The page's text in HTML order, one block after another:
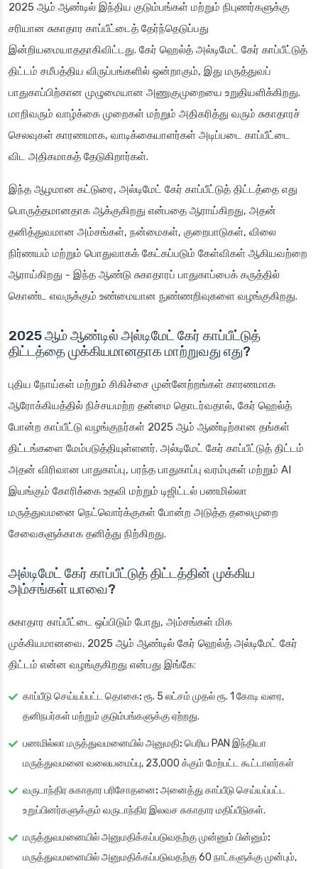
2025 ஆம் ஆண்டில் இந்திய குடும்பங்கள் மற்றும் நிபுணர்களுக்கு
சரியான சுகாதார காப்பீட்டைத் தேர்ந்தெடுப்பது
இன்றியமையாததாகிவிட்டது. கேர் ஹெல்த் அல்டிமேட் கேர் காப்பீட்டுத்
திட்டம் சமீபத்திய விருப்பங்களில் ஒன்றாகும், இது மருத்துவப்
பாதுகாப்பிற்கான முழுமையான அணுகுமுறையை உறுதியளிக்கிறது.
மாறிவரும் வாழ்க்கை முறைகள் மற்றும் அதிகரித்து வரும் சுகாதாரச்
செலவுகள் காரணமாக, வாடிக்கையாளர்கள் அடிப்படை காப்பீட்டை
விட அதிகமாகத் தேடுகிறார்கள்.
இந்த ஆழமான கட்டுரை, அல்டிமேட் கேர் காப்பீட்டுத் திட்டத்தை எது
பொருத்தமானதாக ஆக்குகிறது என்பதை ஆராய்கிறது, அதன்
தனித்துவமான அம்சங்கள், நன்மைகள், குறைபாடுகள், விலை
நிர்ணயம் மற்றும் பொதுவாகக் கேட்கப்படும் கேள்விகள் ஆகியவற்றை
ஆராய்கிறது - இந்த ஆண்டு சுகாதாரப் பாதுகாப்பைக் கருத்தில்
கொண்ட எவருக்கும் உண்மையான நுண்ணறிவுகளை வழங்குகிறது.
2025 ஆம் ஆண்டில் அல்டிமேட் கேர் காப்பீட்டுத்
திட்டத்தை முக்கியமானதாக மாற்றுவது எது?
புதிய நோய்கள் மற்றும் சிகிச்சை முன்னேற்றங்கள் காரணமாக
ஆரோக்கியத்தில் நிச்சயமற்ற தன்மை தொடர்வதால், கேர் ஹெல்த்
போன்ற காப்பீட்டு வழங்குநர்கள் 2025 ஆம் ஆண்டிற்கான தங்கள்
திட்டங்களை மேம்படுத்தியுள்ளனர். அல்டிமேட் கேர் காப்பீட்டுத் திட்டம்
அதன் விரிவான பாதுகாப்பு, பரந்த பாதுகாப்பு வரம்புகள் மற்றும் AI
இயங்கும் கோரிக்கை உதவி மற்றும் டிஜிட்டல் பணமில்லா
மருத்துவமனை நெட்வொர்க்குகள் போன்ற அடுத்த தலைமுறை
சேவைகளுக்காக தனித்து நிற்கிறது.
அல்டிமேட் கேர் காப்பீட்டுத் திட்டத்தின் முக்கிய
அம்சங்கள் யாவை?
சுகாதார காப்பீட்டை ஒப்பிடும் போது, அம்சங்கள் மிக
முக்கியமானவை. 2025 ஆம் ஆண்டில் கேர் ஹெல்த் அல்டிமேட் கேர்
திட்டம் என்ன வழங்குகிறது என்பது இங்கே:
காப்பீடு செய்யப்பட்ட தொகை: ரூ. 5 லட்சம் முதல் ரூ. 1 கோடி வரை,
தனிநபர்கள் மற்றும் குடும்பங்களுக்கு ஏற்றது.
பணமில்லா மருத்துவமனையில் அனுமதி: பெரிய PAN இந்தியா
மருத்துவமனை வலையமைப்பு, 23,000 க்கும் மேற்பட்ட கூட்டாளர்கள்
வருடாந்திர சுகாதார பரிசோதனை: அனைத்து காப்பீடு செய்யப்பட்ட
உறுப்பினர்களுக்கும் வருடாந்திர இலவச சுகாதார மதிப்பீடுகள்.
மருத்துவமனையில் அனுமதிக்கப்படுவதற்கு முன்னும் பின்னும்:
மருத்துவமனையில் அனுமதிக்கப்படுவதற்கு 60 நாட்களுக்கு முன்பும்,